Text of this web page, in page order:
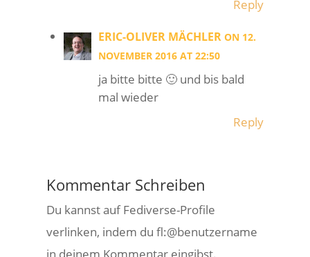
Reply
ERIC-OLIVER MÄCHLER ON 12.
NOVEMBER 2016 AT 22:50
ja bitte bitte 🙂 und bis bald
mal wieder
Reply
Kommentar Schreiben
Du kannst auf Fediverse-Profile
verlinken, indem du fl:@benutzername